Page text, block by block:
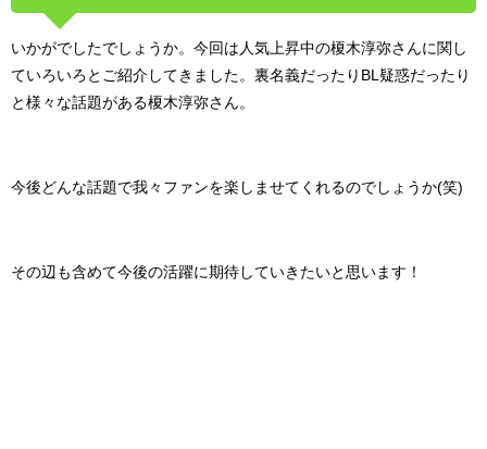
いかがでしたでしょうか。今回は人気上昇中の榎木淳弥さんに関し
ていろいろとご紹介してきました。裏名義だったりBL疑惑だったり
と様々な話題がある榎木淳弥さん。
今後どんな話題で我々ファンを楽しませてくれるのでしょうか(笑)
その辺も含めて今後の活躍に期待していきたいと思います！